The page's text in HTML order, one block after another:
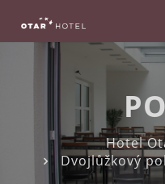
Hotel
Dvojlůžkový